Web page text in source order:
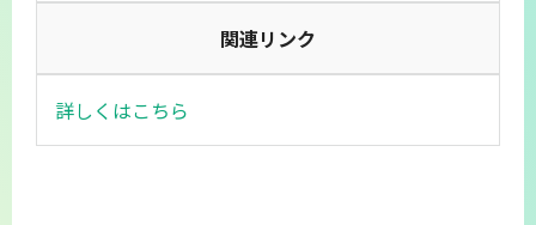
関連リンク
詳しくはこちら